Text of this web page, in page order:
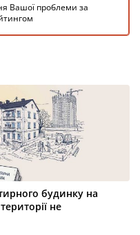
Вашої проблеми за
будинку на
не